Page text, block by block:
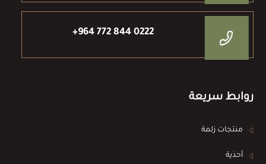
+964 772 844 0222
روابط سريعة
منتجات زلمة
أحذية